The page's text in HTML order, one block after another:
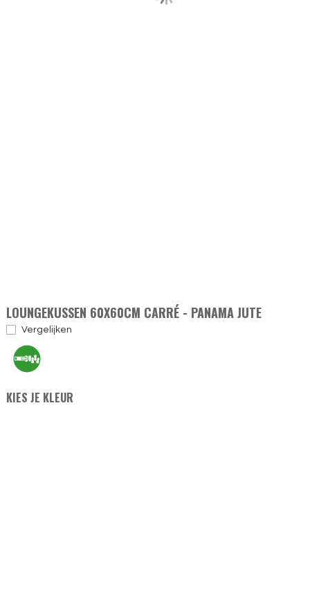
LOUNGEKUSSEN 60X60CM CARRÉ - PANAMA JUTE
Vergelijken
KIES JE KLEUR